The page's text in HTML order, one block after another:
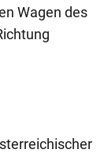
Wagen des